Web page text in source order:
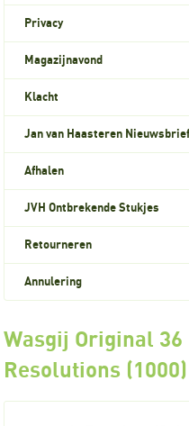
Privacy
Magazijnavond
Klacht
Jan van Haasteren Nieuwsbrief
Afhalen
JVH Ontbrekende Stukjes
Retourneren
Annulering
Wasgij Original 36
Resolutions